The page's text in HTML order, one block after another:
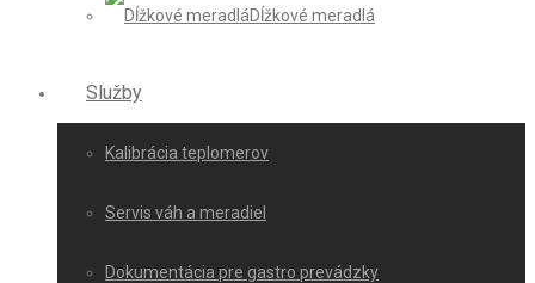
Dĺžkové meradlá
Služby
Kalibrácia teplomerov
Servis váh a meradiel
Dokumentácia pre gastro prevádzky